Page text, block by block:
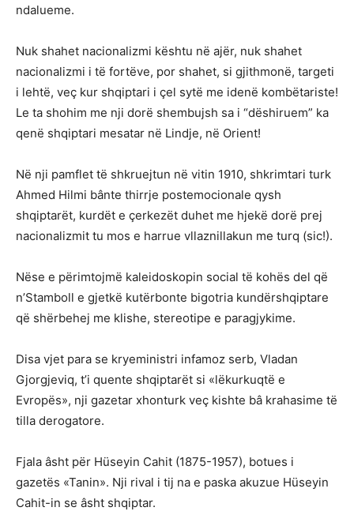
ndalueme.
Nuk shahet nacionalizmi kështu në ajër, nuk shahet
nacionalizmi i të fortëve, por shahet, si gjithmonë, targeti
i lehtë, veç kur shqiptari i çel sytë me idenë kombëtariste!
Le ta shohim me nji dorë shembujsh sa i “dëshiruem” ka
qenë shqiptari mesatar në Lindje, në Orient!
Në nji pamflet të shkruejtun në vitin 1910, shkrimtari turk
Ahmed Hilmi bânte thirrje postemocionale qysh
shqiptarët, kurdët e çerkezët duhet me hjekë dorë prej
nacionalizmit tu mos e harrue vllaznillakun me turq (sic!).
Nëse e përimtojmë kaleidoskopin social të kohës del që
n’Stamboll e gjetkë kutërbonte bigotria kundërshqiptare
që shërbehej me klishe, stereotipe e paragjykime.
Disa vjet para se kryeministri infamoz serb, Vladan
Gjorgjeviq, t’i quente shqiptarët si «lëkurkuqtë e
Evropës», nji gazetar xhonturk veç kishte bâ krahasime të
tilla derogatore.
Fjala âsht për Hüseyin Cahit (1875-1957), botues i
gazetës «Tanin». Nji rival i tij na e paska akuzue Hüseyin
Cahit-in se âsht shqiptar.